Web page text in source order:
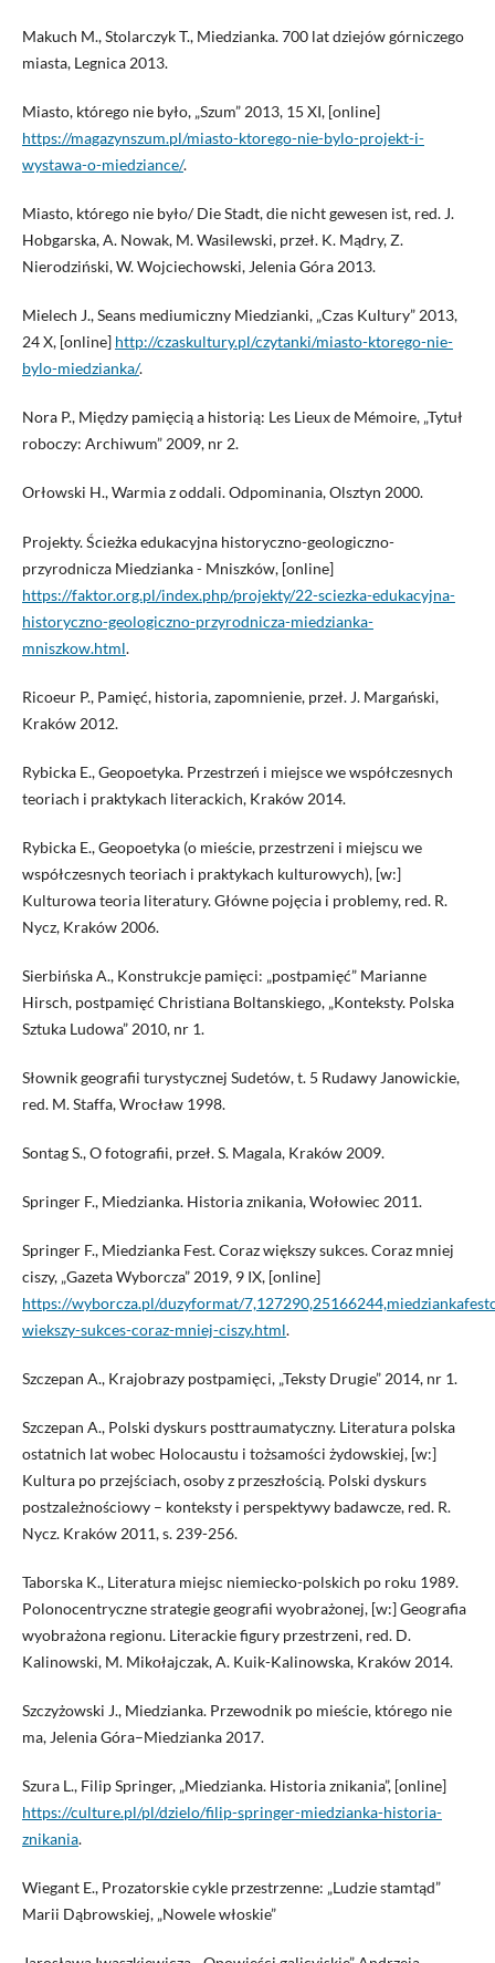
Makuch M., Stolarczyk T., Miedzianka. 700 lat dziejów górniczego
miasta, Legnica 2013.
Miasto, którego nie było, „Szum” 2013, 15 XI, [online]
https://magazynszum.pl/miasto-ktorego-nie-bylo-projekt-i-
wystawa-o-miedziance/.
Miasto, którego nie było/ Die Stadt, die nicht gewesen ist, red. J.
Hobgarska, A. Nowak, M. Wasilewski, przeł. K. Mądry, Z.
Nierodziński, W. Wojciechowski, Jelenia Góra 2013.
Mielech J., Seans mediumiczny Miedzianki, „Czas Kultury” 2013,
24 X, [online] http://czaskultury.pl/czytanki/miasto-ktorego-nie-
bylo-miedzianka/.
Nora P., Między pamięcią a historią: Les Lieux de Mémoire, „Tytuł
roboczy: Archiwum” 2009, nr 2.
Orłowski H., Warmia z oddali. Odpominania, Olsztyn 2000.
Projekty. Ścieżka edukacyjna historyczno-geologiczno-
przyrodnicza Miedzianka - Mniszków, [online]
https://faktor.org.pl/index.php/projekty/22-sciezka-edukacyjna-
historyczno-geologiczno-przyrodnicza-miedzianka-
mniszkow.html.
Ricoeur P., Pamięć, historia, zapomnienie, przeł. J. Margański,
Kraków 2012.
Rybicka E., Geopoetyka. Przestrzeń i miejsce we współczesnych
teoriach i praktykach literackich, Kraków 2014.
Rybicka E., Geopoetyka (o mieście, przestrzeni i miejscu we
współczesnych teoriach i praktykach kulturowych), [w:]
Kulturowa teoria literatury. Główne pojęcia i problemy, red. R.
Nycz, Kraków 2006.
Sierbińska A., Konstrukcje pamięci: „postpamięć” Marianne
Hirsch, postpamięć Christiana Boltanskiego, „Konteksty. Polska
Sztuka Ludowa” 2010, nr 1.
Słownik geografii turystycznej Sudetów, t. 5 Rudawy Janowickie,
red. M. Staffa, Wrocław 1998.
Sontag S., O fotografii, przeł. S. Magala, Kraków 2009.
Springer F., Miedzianka. Historia znikania, Wołowiec 2011.
Springer F., Miedzianka Fest. Coraz większy sukces. Coraz mniej
ciszy, „Gazeta Wyborcza” 2019, 9 IX, [online]
https://wyborcza.pl/duzyformat/
wiekszy-sukces-coraz-mniej-ciszy.html.
Szczepan A., Krajobrazy postpamięci, „Teksty Drugie” 2014, nr 1.
Szczepan A., Polski dyskurs posttraumatyczny. Literatura polska
ostatnich lat wobec Holocaustu i tożsamości żydowskiej, [w:]
Kultura po przejściach, osoby z przeszłością. Polski dyskurs
postzależnościowy – konteksty i perspektywy badawcze, red. R.
Nycz. Kraków 2011, s. 239-256.
Taborska K., Literatura miejsc niemiecko-polskich po roku 1989.
Polonocentryczne strategie geografii wyobrażonej, [w:] Geografia
wyobrażona regionu. Literackie figury przestrzeni, red. D.
Kalinowski, M. Mikołajczak, A. Kuik-Kalinowska, Kraków 2014.
Szczyżowski J., Miedzianka. Przewodnik po mieście, którego nie
ma, Jelenia Góra–Miedzianka 2017.
Szura L., Filip Springer, „Miedzianka. Historia znikania”, [online]
https://culture.pl/pl/dzielo/filip-springer-miedzianka-historia-
znikania.
Wiegant E., Prozatorskie cykle przestrzenne: „Ludzie stamtąd”
Marii Dąbrowskiej, „Nowele włoskie”